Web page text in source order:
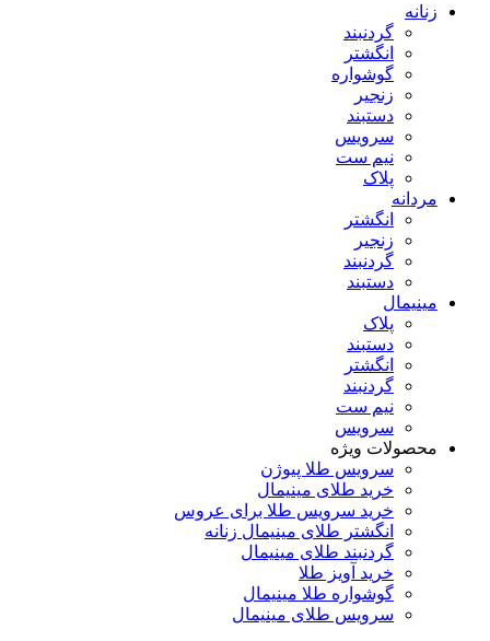
زنانه
گردنبند
انگشتر
گوشواره
زنجیر
دستبند
سرویس
نیم ست
پلاک
مردانه
انگشتر
زنجیر
گردنبند
دستبند
مینیمال
پلاک
دستبند
انگشتر
گردنبند
نیم ست
سرویس
محصولات ویژه
سرویس طلا پیوژن
خرید طلای مینیمال
خرید سرویس طلا برای عروس
انگشتر طلای مینیمال زنانه
گردنبند طلای مینیمال
خرید آویز طلا
گوشواره طلا مینیمال
سرویس طلای مینیمال